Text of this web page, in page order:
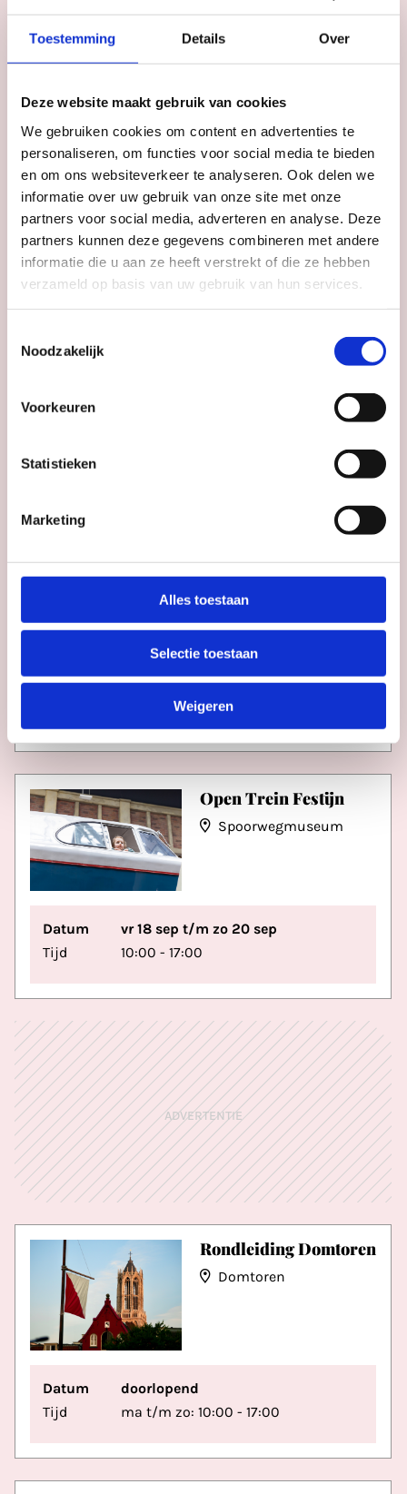
Toestemming Details Over
Deze website maakt gebruik van cookies
We gebruiken cookies om content en advertenties te
personaliseren, om functies voor social media te bieden
en om ons websiteverkeer te analyseren. Ook delen we
informatie over uw gebruik van onze site met onze
partners voor social media, adverteren en analyse. Deze
partners kunnen deze gegevens combineren met andere
informatie die u aan ze heeft verstrekt of die ze hebben
verzameld op basis van uw gebruik van hun services.
Noodzakelijk
Voorkeuren
Statistieken
Marketing
Alles toestaan
Selectie toestaan
Weigeren
Data Never Dies
Henk Helmantel. In
25 september
Museum
Catharijneconvent
diverse tijden
Open Trein Festijn
Spoorwegmuseum
Datum
vr 18 sep t/m zo 20 sep
Tijd
10:00 - 17:00
ADVERTENTIE
Rondleiding Domtoren
Domtoren
Datum
doorlopend
Tijd
ma t/m zo: 10:00 - 17:00
Domtoren
Datum
doorlopend
Tijd
ma t/m zo: 10:00 - 17:00